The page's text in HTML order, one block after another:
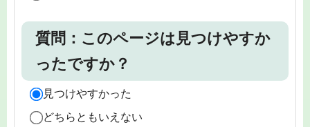
質問：このページは見つけやすか
ったですか？
見つけやすかった
どちらともいえない